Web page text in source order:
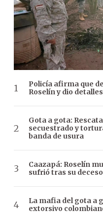
Policía afirma que
Roselín y dio
Gota a gota:
secuestrado y
banda de usura
Caazapá: Roselín
sufrió tras su
La mafia del gota a
extorsivo